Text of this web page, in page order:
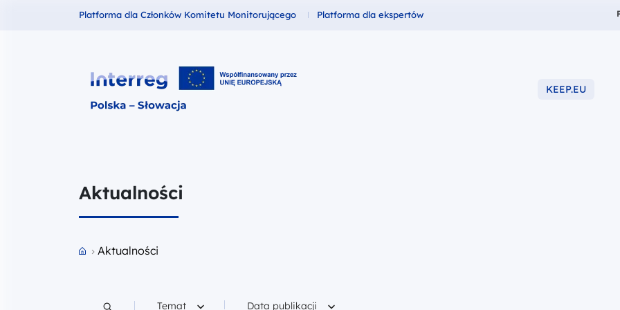
Fundusze dla
Platforma dla Członków Komitetu Monitorującego Fundusze dla
Platforma dla ekspertów
Interreg Polska – Słowacja 2021-2027 KEEP.EU
Aktualności
Przejdź do strony głównej portalu
Aktualności
Filtruj według
Temat Filtruj według
Data publikacji